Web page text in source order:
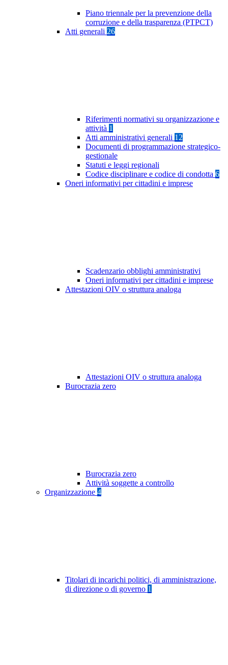
Piano triennale per la prevenzione della
corruzione e della trasparenza (PTPCT)
Atti generali 26
Riferimenti normativi su organizzazione e
attività 1
Atti amministrativi generali 12
Documenti di programmazione strategico-
gestionale
Statuti e leggi regionali
Codice disciplinare e codice di condotta 6
Oneri informativi per cittadini e imprese
Scadenzario obblighi amministrativi
Oneri informativi per cittadini e imprese
Attestazioni OIV o struttura analoga
Attestazioni OIV o struttura analoga
Burocrazia zero
Burocrazia zero
Attività soggette a controllo
Organizzazione 4
Titolari di incarichi politici, di amministrazione,
di direzione o di governo 1